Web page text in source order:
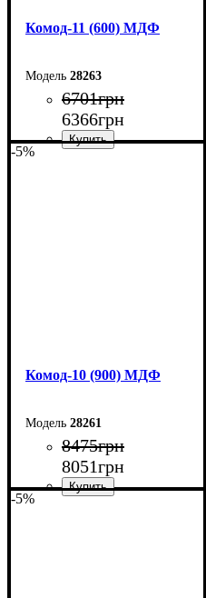
Комод-11 (600) МДФ
28263
6701грн
6366грн
-5%
Комод-10 (900) МДФ
28261
8475грн
8051грн
-5%